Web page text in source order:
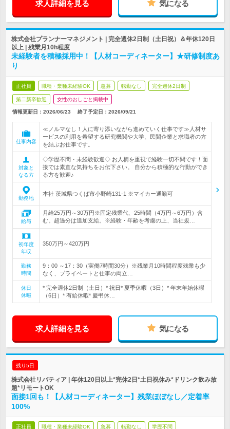
求人詳細を見る 気になる
株式会社プランナーマネジメント | 完全週休2日制（土日祝）＆年休120日
以上 | 残業月10h程度
未経験者を積極採用中！【人材コーディネーター】★研修制度あ
り
正社員 職種・業種未経験OK 急募 転勤なし 完全週休2日制
第二新卒歓迎 女性のおしごと掲載中
情報更新日：2026/06/23 終了予定日： 2026/09/21
仕事内容
≪ノルマなし！人に寄り添いながら進めていく仕事です≫人材サ
ービスの利用を希望する研究機関や大学、民間企業と求職者の方
を結ぶお仕事です。
対象と
なる方
◇学歴不問・未経験歓迎◇ お人柄を重視で経験一切不問です！面
接では素直な気持ちをお伝下さい。 自分から積極的な行動ができ
る方を歓迎♪
勤務地
本社 茨城県つくば市小野崎131-1 ※マイカー通勤可
給与
月給25万円～30万円※固定残業代、25時間（4万円～6万円）含
む。超過分は追加支給。※経験・年齢を考慮の上、当社規…
初年度
年収
350万円～420万円
勤務
時間
9：00 ～17：30（実働7時間30分）※残業月10時間程度残業も少
なく、プライベートと仕事の両立…
休日
休暇
* 完全週休2日制（土日）* 祝日* 夏季休暇（3日）* 年末年始休暇
（6日）* 有給休暇* 慶弔休…
求人詳細を見る 気になる
残り5日
株式会社リバティア | 年休120日以上*完休2日*土日祝休み*ドリンク飲み放
題*リモートOK
面接1回も！【人材コーディネーター】残業ほぼなし／定着率
100%
正社員 職種・業種未経験OK 急募 転勤なし 学歴不問